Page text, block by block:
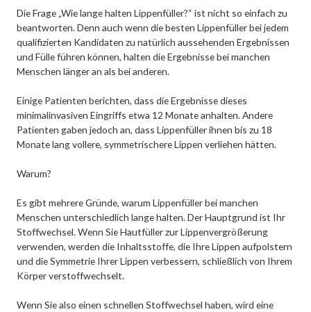
Die Frage „Wie lange halten Lippenfüller?“ ist nicht so einfach zu
beantworten. Denn auch wenn die besten Lippenfüller bei jedem
qualifizierten Kandidaten zu natürlich aussehenden Ergebnissen
und Fülle führen können, halten die Ergebnisse bei manchen
Menschen länger an als bei anderen.
Einige Patienten berichten, dass die Ergebnisse dieses
minimalinvasiven Eingriffs etwa 12 Monate anhalten. Andere
Patienten gaben jedoch an, dass Lippenfüller ihnen bis zu 18
Monate lang vollere, symmetrischere Lippen verliehen hätten.
Warum?
Es gibt mehrere Gründe, warum Lippenfüller bei manchen
Menschen unterschiedlich lange halten. Der Hauptgrund ist Ihr
Stoffwechsel. Wenn Sie Hautfüller zur Lippenvergrößerung
verwenden, werden die Inhaltsstoffe, die Ihre Lippen aufpolstern
und die Symmetrie Ihrer Lippen verbessern, schließlich von Ihrem
Körper verstoffwechselt.
Wenn Sie also einen schnellen Stoffwechsel haben, wird eine